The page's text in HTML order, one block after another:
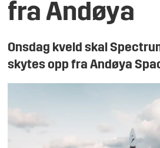
fra Andøya
Onsdag kveld skal
skytes opp fra Andøya